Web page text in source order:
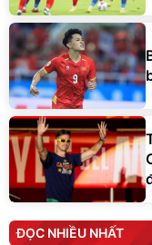
ĐỌC NHIỀU NHẤT